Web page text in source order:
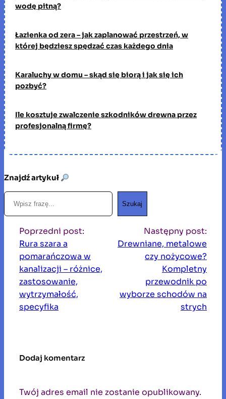
wodę pitną?
Łazienka od zera – jak zaplanować przestrzeń, w
której będziesz spędzać czas każdego dnia
Karaluchy w domu – skąd się biorą i jak się ich
pozbyć?
Ile kosztuje zwalczenie szkodników drewna przez
profesjonalną firmę?
Znajdź artykuł
S
Szukaj
Poprzedni post:
Rura szara a
pomarańczowa w
kanalizacji – różnice,
zastosowanie,
wytrzymałość,
specyfika
Następny post:
​Drewniane, metalowe
czy nożycowe?
Kompletny
przewodnik po
wyborze schodów na
strych
Dodaj komentarz
Twój adres email nie zostanie opublikowany.